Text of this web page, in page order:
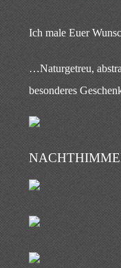
Ich male Euer
…Naturgetreu,
besonderes